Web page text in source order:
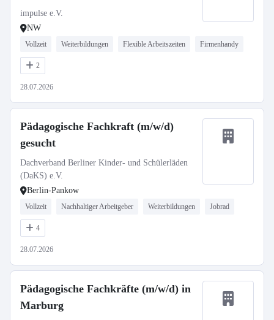
impulse e.V.
NW
Vollzeit Weiterbildungen Flexible Arbeitszeiten Firmenhandy
2
28.07.2026
Pädagogische Fachkraft (m/w/d)
gesucht
Dachverband Berliner Kinder- und Schülerläden
(DaKS) e.V.
Berlin-Pankow
Vollzeit Nachhaltiger Arbeitgeber Weiterbildungen Jobrad
4
28.07.2026
Pädagogische Fachkräfte (m/w/d) in
Marburg